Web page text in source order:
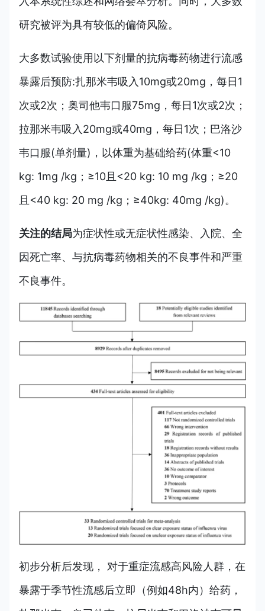
研究被评为具有较低的偏倚风险。
大多数试验使用以下剂量的抗病毒药物进行流感
暴露后预防:扎那米韦吸入10mg或20mg，每日1
次或2次；奥司他韦口服75mg，每日1次或2次；
拉那米韦吸入20mg或40mg，每日1次；巴洛沙
韦口服(单剂量)，以体重为基础给药(体重<10
kg: 1mg /kg；≥10且<20 kg: 10 mg /kg；≥20
且<40 kg: 20 mg /kg；≥40kg: 40mg /kg)。
关注的结局为症状性或无症状性感染、入院、全
因死亡率、与抗病毒药物相关的不良事件和严重
不良事件。
初步分析后发现， 对于重症流感高风险人群，在
暴露于季节性流感后立即（例如48h内）给药，